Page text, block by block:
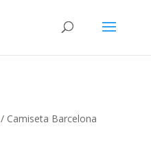
/ Camiseta Barcelona